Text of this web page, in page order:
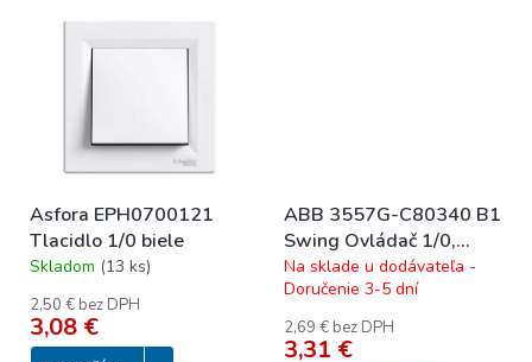
Asfora EPH0700121
Tlacidlo 1/0 biele
Skladom (13 ks)
2,50 € bez DPH
3,08 €
ABB 3557G-C80340 B1
Swing Ovládač 1/0,
komplet; biela
Na sklade u dodávateľa -
Doručenie 3-5 dní
2,69 € bez DPH
3,31 €